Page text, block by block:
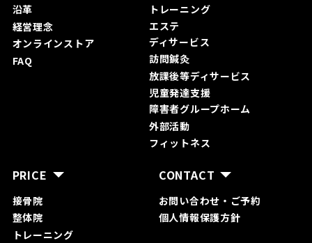
沿革
経営理念
オンラインストア
FAQ
トレーニング
エステ
ディサービス
訪問鍼灸
放課後等ディサービス
児童発達支援
障害者グループホーム
外部活動
フィットネス
PRICE
接骨院
整体院
トレーニング
CONTACT
お問い合わせ・ご予約
個人情報保護方針